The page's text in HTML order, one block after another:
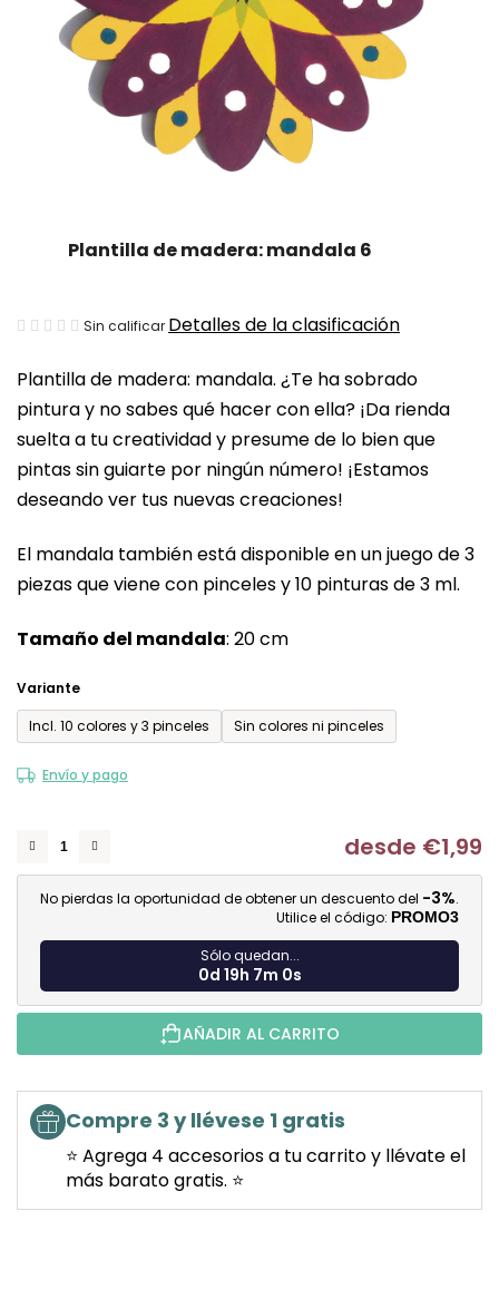
Plantilla de madera: mandala. ¿Te ha sobrado
pintura y no sabes qué hacer con ella? ¡Da rienda
suelta a tu creatividad y presume de lo bien que
pintas sin guiarte por ningún número! ¡Estamos
deseando ver tus nuevas creaciones!
El mandala también está disponible en un juego de 3
piezas que viene con pinceles y 10 pinturas de 3 ml.
Tamaño del mandala: 20 cm
Variante
Incl. 10 colores y 3 pinceles
Sin colores ni pinceles
Envío y pago
desde €1,99
No pierdas la oportunidad de obtener un descuento del -3%.
Utilice el código: PROMO3
Sólo quedan...
0d 19h 6m 59s
AÑADIR AL CARRITO
Compre 3 y llévese 1 gratis
⭐ Agrega 4 accesorios a tu carrito y llévate el
más barato gratis. ⭐
Plantilla de madera: mandala 6
La
media
del
producto
es
de
sobre
5
Sin calificar Detalles de la clasificación